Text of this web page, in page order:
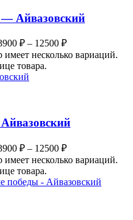
Айвазовский
₽ – 12500 ₽
имеет несколько вариаций.
товара.
₽ – 12500 ₽
имеет несколько вариаций.
товара.